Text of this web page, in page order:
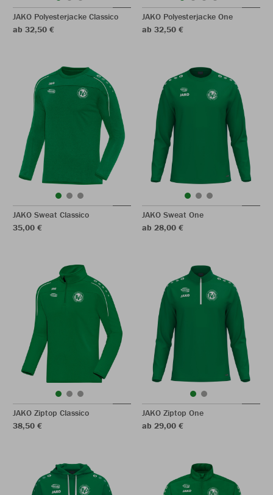
JAKO Polyesterjacke Classico
ab 32,50 €
JAKO Polyesterjacke One
ab 32,50 €
JAKO Sweat Classico
35,00 €
JAKO Sweat One
ab 28,00 €
JAKO Ziptop Classico
38,50 €
JAKO Ziptop One
ab 29,00 €